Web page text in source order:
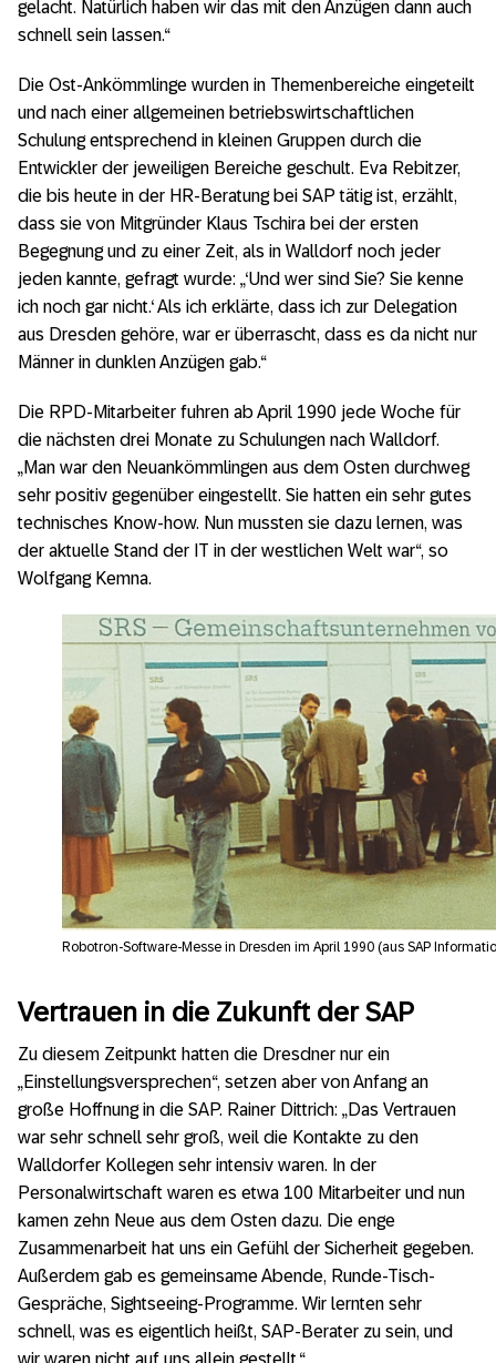
gelacht. Natürlich haben wir das mit den Anzügen dann auch
schnell sein lassen.“
Die Ost-Ankömmlinge wurden in Themenbereiche eingeteilt
und nach einer allgemeinen betriebswirtschaftlichen
Schulung entsprechend in kleinen Gruppen durch die
Entwickler der jeweiligen Bereiche geschult. Eva Rebitzer,
die bis heute in der HR-Beratung bei SAP tätig ist, erzählt,
dass sie von Mitgründer Klaus Tschira bei der ersten
Begegnung und zu einer Zeit, als in Walldorf noch jeder
jeden kannte, gefragt wurde: „‘Und wer sind Sie? Sie kenne
ich noch gar nicht.‘ Als ich erklärte, dass ich zur Delegation
aus Dresden gehöre, war er überrascht, dass es da nicht nur
Männer in dunklen Anzügen gab.“
Die RPD-Mitarbeiter fuhren ab April 1990 jede Woche für
die nächsten drei Monate zu Schulungen nach Walldorf.
„Man war den Neuankömmlingen aus dem Osten durchweg
sehr positiv gegenüber eingestellt. Sie hatten ein sehr gutes
technisches Know-how. Nun mussten sie dazu lernen, was
der aktuelle Stand der IT in der westlichen Welt war“, so
Wolfgang Kemna.
Robotron-Software-Messe in Dresden im April 1990 (aus SAP
Vertrauen in die Zukunft der SAP
Zu diesem Zeitpunkt hatten die Dresdner nur ein
„Einstellungsversprechen“, setzen aber von Anfang an
große Hoffnung in die SAP. Rainer Dittrich: „Das Vertrauen
war sehr schnell sehr groß, weil die Kontakte zu den
Walldorfer Kollegen sehr intensiv waren. In der
Personalwirtschaft waren es etwa 100 Mitarbeiter und nun
kamen zehn Neue aus dem Osten dazu. Die enge
Zusammenarbeit hat uns ein Gefühl der Sicherheit gegeben.
Außerdem gab es gemeinsame Abende, Runde-Tisch-
Gespräche, Sightseeing-Programme. Wir lernten sehr
schnell, was es eigentlich heißt, SAP-Berater zu sein, und